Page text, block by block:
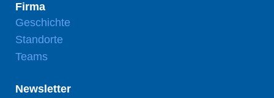
Firma
Geschichte
Standorte
Teams
Newsletter